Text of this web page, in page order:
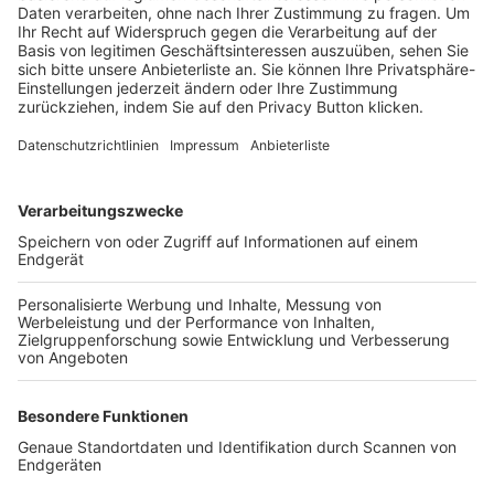
Trainerbörse
Login SpielPlus
FOLGE DEM BFV
TOP-VEREINE
TOP-PARTNER